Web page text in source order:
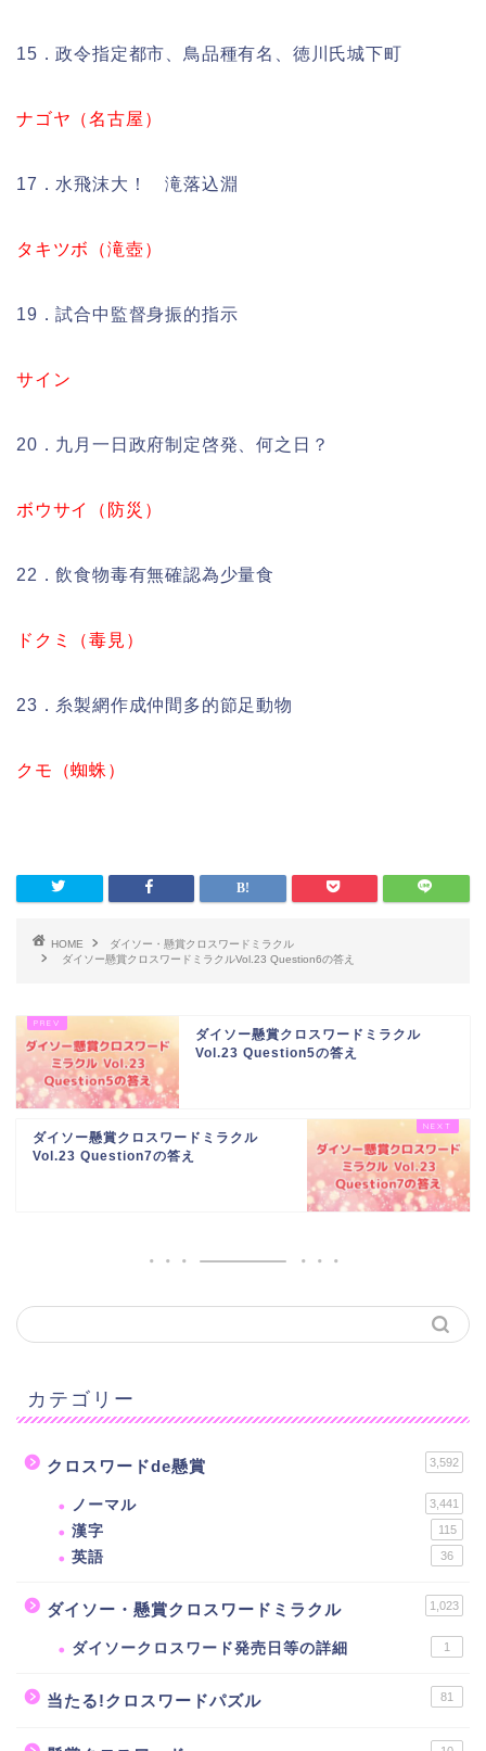
15．政令指定都市、鳥品種有名、徳川氏城下町
ナゴヤ（名古屋）
17．水飛沫大！ 滝落込淵
タキツボ（滝壺）
19．試合中監督身振的指示
サイン
20．九月一日政府制定啓発、何之日？
ボウサイ（防災）
22．飲食物毒有無確認為少量食
ドクミ（毒見）
23．糸製網作成仲間多的節足動物
クモ（蜘蛛）
HOME
ダイソー・懸賞クロスワードミラクル
ダイソー懸賞クロスワードミラクルVol.23 Question6の答え
ダイソー懸賞クロスワードミラクル
Vol.23 Question5の答え
ダイソー懸賞クロスワードミラクル
Vol.23 Question7の答え
カテゴリー
クロスワードde懸賞 3,592
ノーマル 3,441
漢字 115
英語 36
ダイソー・懸賞クロスワードミラクル 1,023
ダイソークロスワード発売日等の詳細 1
当たる!クロスワードパズル 81